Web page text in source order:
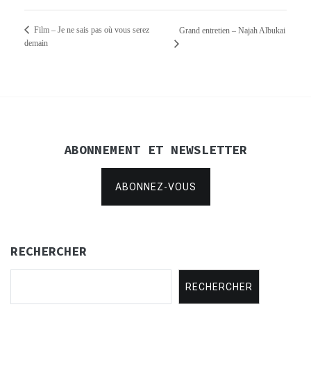
Film – Je ne sais pas où vous serez
demain
Grand entretien – Najah Albukai
ABONNEMENT ET NEWSLETTER
ABONNEZ-VOUS
RECHERCHER
RECHERCHER